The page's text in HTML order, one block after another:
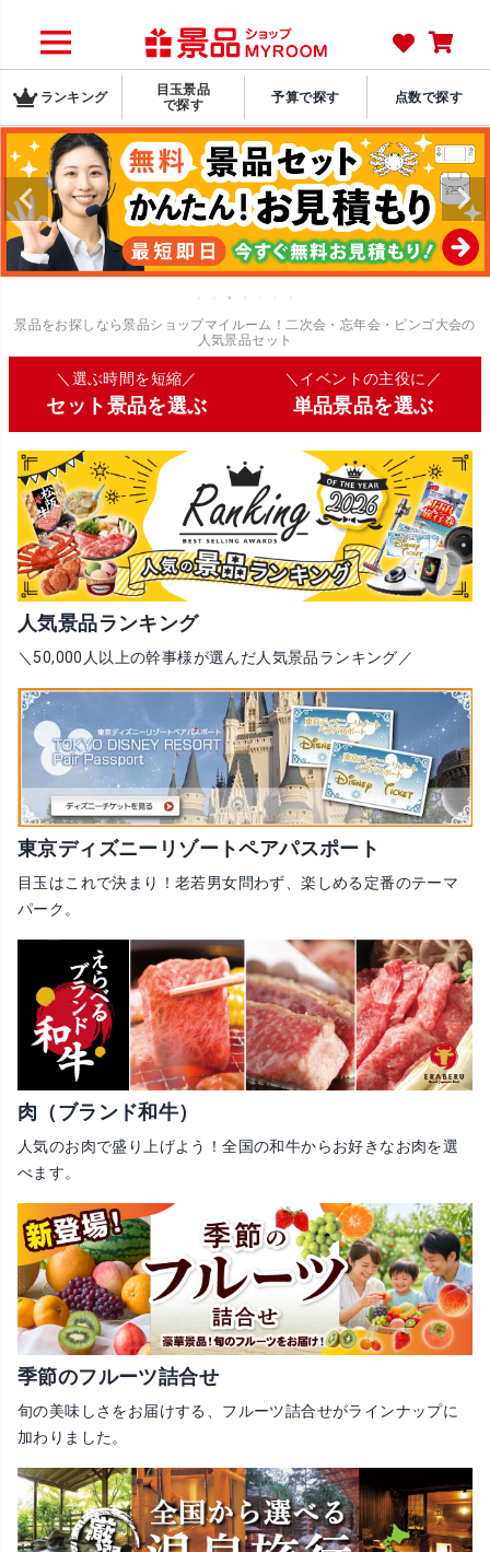
ランキング
目玉景品
で探す
予算で探す 点数で探す
景品をお探しなら景品ショップマイルーム！二次会・忘年会・ビンゴ大会の
人気景品セット
＼選ぶ時間を短縮／
セット景品を選ぶ
＼イベントの主役に／
単品景品を選ぶ
人気景品ランキング
＼50,000人以上の幹事様が選んだ人気景品ランキング／
東京ディズニーリゾートペアパスポート
目玉はこれで決まり！老若男女問わず、楽しめる定番のテーマ
パーク。
肉（ブランド和牛）
人気のお肉で盛り上げよう！全国の和牛からお好きなお肉を選
べます。
季節のフルーツ詰合せ
旬の美味しさをお届けする、フルーツ詰合せがラインナップに
加わりました。